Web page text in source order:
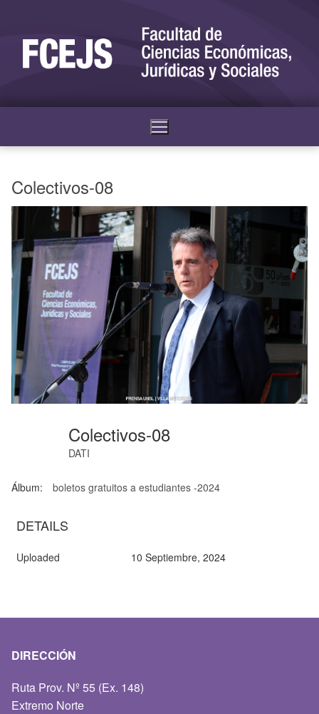
Colectivos-08
Colectivos-08
DATI
Álbum: boletos gratuitos a estudiantes -2024
DETAILS
Uploaded 10 Septiembre, 2024
DIRECCIÓN
Ruta Prov. Nº 55 (Ex. 148)
Extremo Norte